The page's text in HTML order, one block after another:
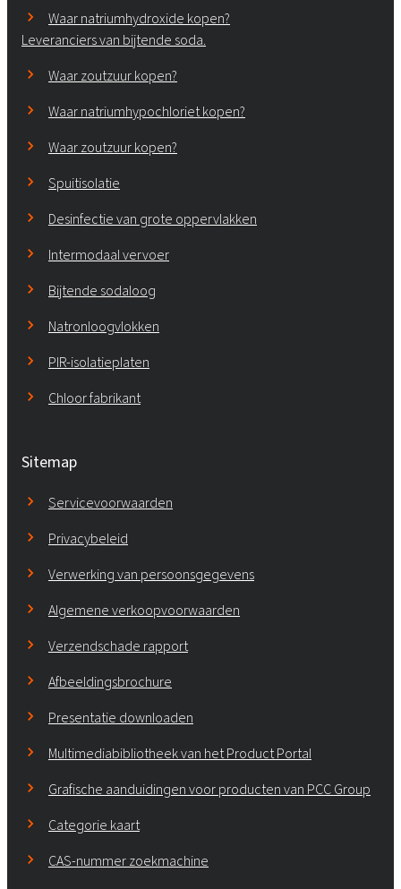
Waar natriumhydroxide kopen?
Leveranciers van bijtende soda.
Waar zoutzuur kopen?
Waar natriumhypochloriet kopen?
Waar zoutzuur kopen?
Spuitisolatie
Desinfectie van grote oppervlakken
Intermodaal vervoer
Bijtende sodaloog
Natronloogvlokken
PIR-isolatieplaten
Chloor fabrikant
Sitemap
Servicevoorwaarden
Privacybeleid
Verwerking van persoonsgegevens
Algemene verkoopvoorwaarden
Verzendschade rapport
Afbeeldingsbrochure
Presentatie downloaden
Multimediabibliotheek van het Product Portal
Grafische aanduidingen voor producten van PCC Group
Categorie kaart
CAS-nummer zoekmachine